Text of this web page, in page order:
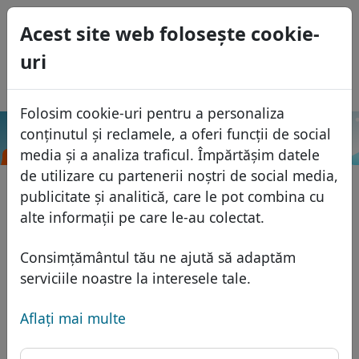
Acest site web foloseşte cookie-
uri
Folosim cookie-uri pentru a personaliza
conținutul și reclamele, a oferi funcții de social
media și a analiza traficul. Împărtășim datele
de utilizare cu partenerii noștri de social media,
publicitate și analitică, care le pot combina cu
alte informații pe care le-au colectat.
Consimțământul tău ne ajută să adaptăm
serviciile noastre la interesele tale.
Aflaţi mai multe
Domenii
Baza domeniilor
Domenii africane
Domenii asiatice
Domenii europene
Domeniile din Orientul Mijlociu
Lista de preţuri
Reduceri
Transfer
Caută
Protecţia ID
Gazduire DNS
FAQ
USD
EUR
GBP
Español
Français
Italiano
Português
Eesti
.mn Caută